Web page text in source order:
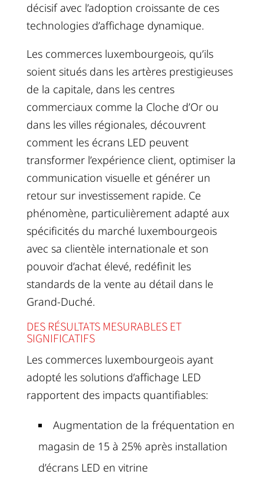
décisif avec l’adoption croissante de ces
technologies d’affichage dynamique.
Les commerces luxembourgeois, qu’ils
soient situés dans les artères prestigieuses
de la capitale, dans les centres
commerciaux comme la Cloche d’Or ou
dans les villes régionales, découvrent
comment les écrans LED peuvent
transformer l’expérience client, optimiser la
communication visuelle et générer un
retour sur investissement rapide. Ce
phénomène, particulièrement adapté aux
spécificités du marché luxembourgeois
avec sa clientèle internationale et son
pouvoir d’achat élevé, redéfinit les
standards de la vente au détail dans le
Grand-Duché.
DES RÉSULTATS MESURABLES ET
SIGNIFICATIFS
Les commerces luxembourgeois ayant
adopté les solutions d’affichage LED
rapportent des impacts quantifiables:
Augmentation de la fréquentation en
magasin de 15 à 25% après installation
d’écrans LED en vitrine